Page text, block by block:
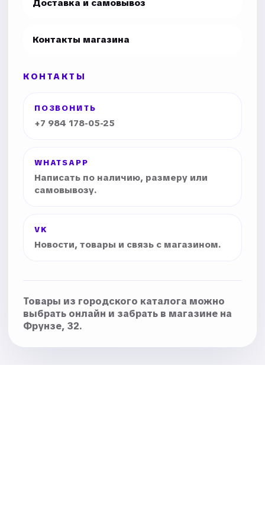
Доставка и самовывоз
Контакты магазина
КОНТАКТЫ
ПОЗВОНИТЬ
+7 984 178-05-25
WHATSAPP
Написать по наличию, размеру или
самовывозу.
VK
Новости, товары и связь с магазином.
Товары из городского каталога можно
выбрать онлайн и забрать в магазине на
Фрунзе, 32.